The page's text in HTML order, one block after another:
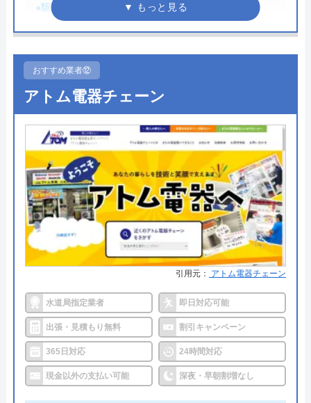
2 年前
トイレがつまり困っている時に助けていただ
きました。知識と経験を元にした正にプロの
お仕事とお見受けしました。作業前に説明と
見積提示が徹底され、成功報酬であることも
安心してお任せできました。トイレは修理後
も快適に使用できています。祝日にも関わら
ずすぐに来ていただき、本当にありがとうご
ざいました。また何か起きたときにはすぐに
ご相談させてください。
Googleクチコミを見る
●駆けつけ時間 受付時に回答
●受付時間 8:00～23:00
●定休日
●出張見積もり 出張見積もり無料
●支払い方法
現金、銀行振込、クレジットカー
ド､コンビニ後払い決済
●累計実績
●保証・保険 ―
詳細は公式HPでご確認ください
水猿がおすすめの理由
給湯器交換サービス、トイレ交換サービス、リフォ
ームサービスを提供しています。ただし、都道府県
によって対応しているサービスが異なるので、利用
したいサービスが受けられるかどうかはよく確認し
ないといけません。問い合わせて確認してもいいの
ですが、HPをご覧になると対応エリアと一緒に記載
おすすめ業者⑫
アトム電器チェーン
引用元： アトム電器チェーン
水道局指定業者 即日対応可能
出張・見積もり無料 割引キャンペーン
365日対応 24時間対応
現金以外の支払い可能 深夜・早朝割増なし